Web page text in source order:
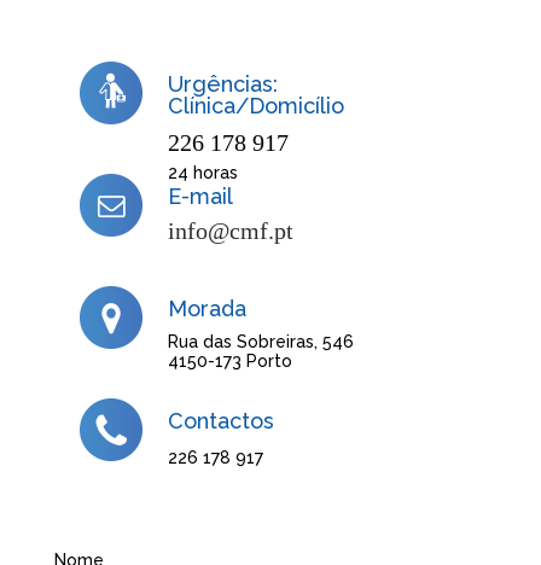
Urgências:
Clínica/Domicílio
226 178 917
24 horas
E-mail
info@cmf.pt
Morada
Rua das Sobreiras, 546
4150-173 Porto
Contactos
226 178 917
Nome